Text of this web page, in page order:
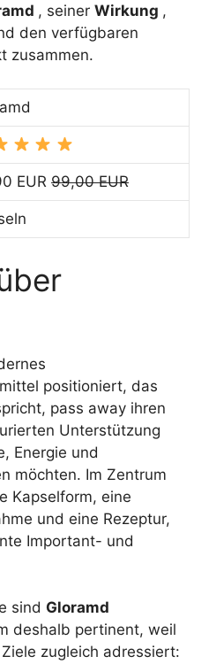
, seiner Wirkung ,
den verfügbaren
zusammen.
EUR 99,00 EUR
positioniert, das
pass away ihren
Unterstützung
Energie und
möchten. Im Zentrum
Kapselform, eine
und eine Rezeptur,
Important- und
sind Gloramd
deshalb pertinent, weil
zugleich adressiert: